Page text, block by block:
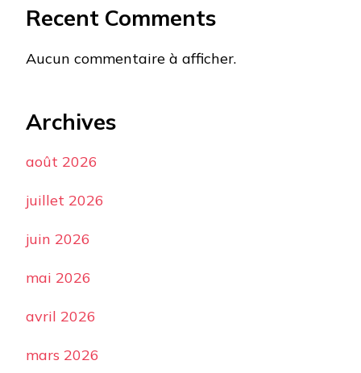
Recent Comments
Aucun commentaire à afficher.
Archives
août 2026
juillet 2026
juin 2026
mai 2026
avril 2026
mars 2026